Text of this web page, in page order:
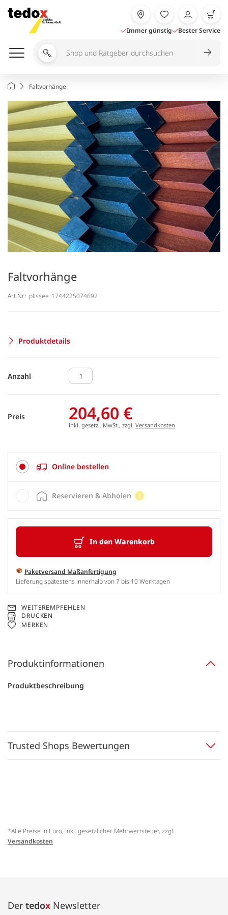
Inhalt
springen
Immer günstig Bester Service
Shop
durchsuchen
StartseiteFaltvorhänge
Faltvorhänge
Art.Nr.: plissee_1744225074692
Produktdetails
Anzahl
Preis 204,60 €
inkl. gesetzl. MwSt., zzgl. Versandkosten
Online bestellen
In den Warenkorb
Paketversand Maßanfertigung
Lieferung spätestens innerhalb von 7 bis 10 Werktagen
Reservieren & Abholen
WEITEREMPFEHLEN
DRUCKEN
MERKEN
Produktinformationen
Produktbeschreibung
Trusted Shops Bewertungen
*Alle Preise in Euro, inkl. gesetzlicher Mehrwertsteuer, zzgl.
Versandkosten
Der tedox Newsletter